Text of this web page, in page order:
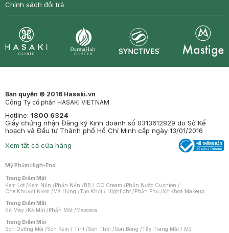
Chính sách đổi trả
Bản quyền © 2016 Hasaki.vn
Công Ty cổ phần HASAKI VIETNAM
Hotline: 1800 6324
Giấy chứng nhận Đăng ký Kinh doanh số 0313612829 do Sở Kế
hoạch và Đầu tư Thành phố Hồ Chí Minh cấp ngày 13/01/2016
Xem tất cả cửa hàng
Mỹ Phẩm High-End
Trang Điểm Mặt
Kem Lót /Kem Nền /Phấn Nền /BB / CC Cream /Phấn Nước Cushion /
Che Khuyết Điểm /Má Hồng /Tạo Khối / Highlight /Phấn Phủ /Xịt Khoá Makeup
Trang Điểm Mắt
Kẻ Mày /Kẻ Mắt /Phấn Mắt /Mascara
Trang Điểm Môi
Son Dưỡng Môi /Son Kem / Tint /Son Thỏi /Son Bóng /Tẩy Trang Mắt / Môi